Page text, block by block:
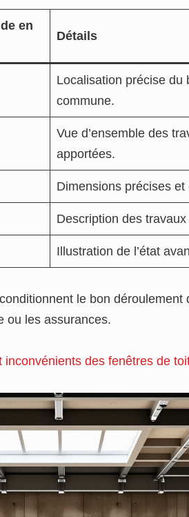
en
Détails
Localisation précise du
commune.
Vue d’ensemble des
apportées.
Dimensions précises
Description des
Illustration de l’état
le bon déroulement
ou les assurances.
inconvénients des fenêtres de